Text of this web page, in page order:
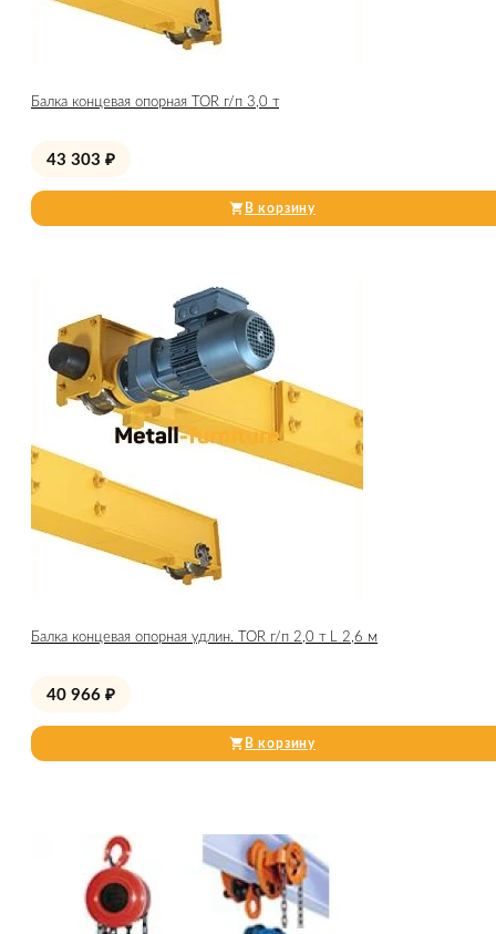
Балка концевая опорная TOR г/п 3,0 т
43 303 ₽
В корзину
Балка концевая опорная удлин. TOR г/п 2,0 т L 2,6 м
40 966 ₽
В корзину